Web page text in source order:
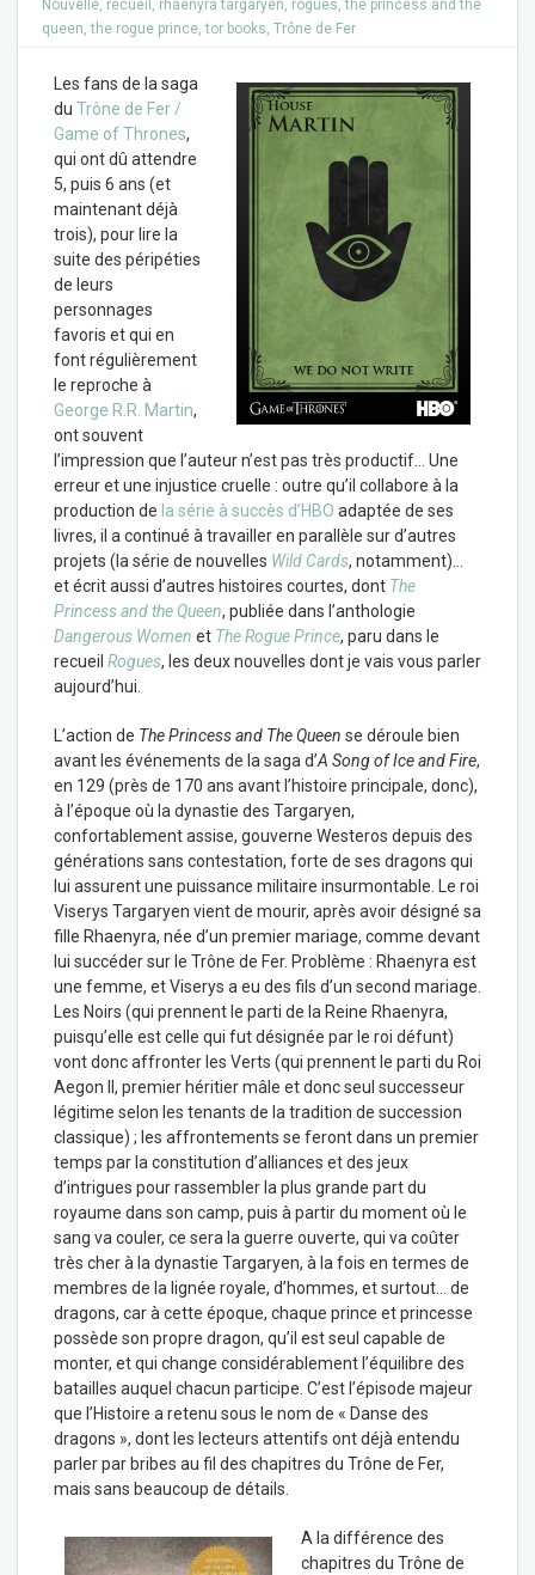
Nouvelle, recueil , rhaenyra targaryen, rogues,the princess and the
queen,the rogue prince,tor books, Trône de Fer
Les fans de la saga
du Trône de Fer /
Game of Thrones,
qui ont dû attendre
5, puis 6 ans (et
maintenant déjà
trois), pour lire la
suite des péripéties
de leurs
personnages
favoris et qui en
font régulièrement
le reproche à
George R.R. Martin,
ont souvent
l’impression que l’auteur n’est pas très productif… Une
erreur et une injustice cruelle : outre qu’il collabore à la
production de la série à succès d’HBO adaptée de ses
livres, il a continué à travailler en parallèle sur d’autres
projets (la série de nouvelles Wild Cards, notamment)…
et écrit aussi d’autres histoires courtes, dont The
Princess and the Queen, publiée dans l’anthologie
Dangerous Women et The Rogue Prince, paru dans le
recueil Rogues, les deux nouvelles dont je vais vous parler
aujourd’hui.
L’action de The Princess and The Queen se déroule bien
avant les événements de la saga d’A Song of Ice and Fire,
en 129 (près de 170 ans avant l’histoire principale, donc),
à l’époque où la dynastie des Targaryen,
confortablement assise, gouverne Westeros depuis des
générations sans contestation, forte de ses dragons qui
lui assurent une puissance militaire insurmontable. Le roi
Viserys Targaryen vient de mourir, après avoir désigné sa
fille Rhaenyra, née d’un premier mariage, comme devant
lui succéder sur le Trône de Fer. Problème : Rhaenyra est
une femme, et Viserys a eu des fils d’un second mariage.
Les Noirs (qui prennent le parti de la Reine Rhaenyra,
puisqu’elle est celle qui fut désignée par le roi défunt)
vont donc affronter les Verts (qui prennent le parti du Roi
Aegon II, premier héritier mâle et donc seul successeur
légitime selon les tenants de la tradition de succession
classique) ; les affrontements se feront dans un premier
temps par la constitution d’alliances et des jeux
d’intrigues pour rassembler la plus grande part du
royaume dans son camp, puis à partir du moment où le
sang va couler, ce sera la guerre ouverte, qui va coûter
très cher à la dynastie Targaryen, à la fois en termes de
membres de la lignée royale, d’hommes, et surtout… de
dragons, car à cette époque, chaque prince et princesse
possède son propre dragon, qu’il est seul capable de
monter, et qui change considérablement l’équilibre des
batailles auquel chacun participe. C’est l’épisode majeur
que l’Histoire a retenu sous le nom de « Danse des
dragons », dont les lecteurs attentifs ont déjà entendu
parler par bribes au fil des chapitres du Trône de Fer,
mais sans beaucoup de détails.
A la différence des
chapitres du Trône de